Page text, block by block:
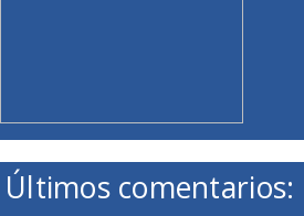
Últimos comentarios: